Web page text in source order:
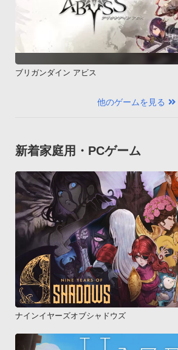
ブリガンダイン アビス
他のゲームを見る
新着家庭用・PCゲーム
ナインイヤーズオブシャドウズ